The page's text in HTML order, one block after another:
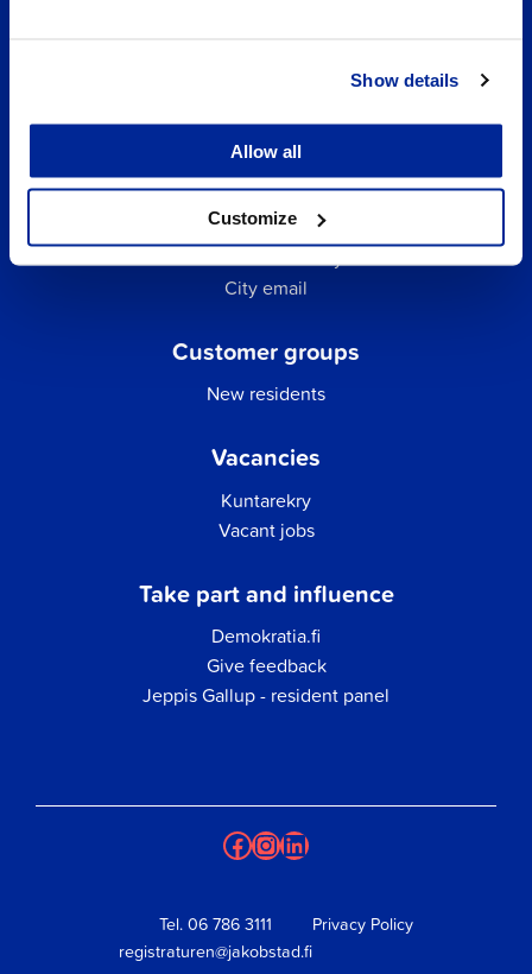
Show details
Allow all
Customize
Quick links
City email
Customer groups
New residents
Vacancies
Kuntarekry
Vacant jobs
Take part and influence
Demokratia.fi
Give feedback
Jeppis Gallup - resident panel
Facebook
Instagram
LinkedIn
Tel. 06 786 3111
registraturen@jakobstad.fi
Privacy Policy